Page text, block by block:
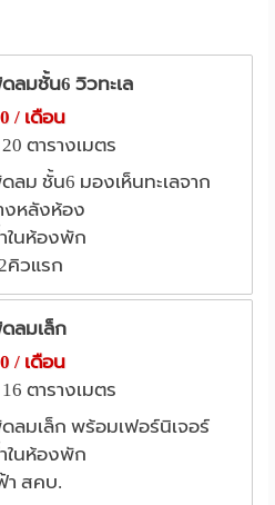
าชา 0.7 กม.
1.2 กม.
วี ณ ศรีราชา
อย 0.6 กม.
กม.
า
ลมชั้น6 วิวทะเล
/ เดือน
ตารางเมตร
ลม ชั้น6 มองเห็นทะเลจาก
งหลังห้อง
ในห้องพัก
คิวแรก
ลมเล็ก
/ เดือน
ตารางเมตร
ลมเล็ก พร้อมเฟอร์นิเจอร์
ในห้องพัก
า สคบ.